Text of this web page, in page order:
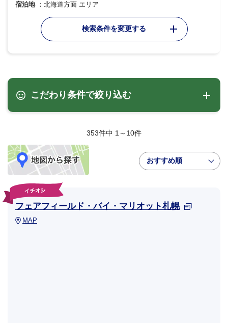
宿泊地 北海道方面 エリア
検索条件を変更する
こだわり条件で絞り込む
353件中 1～10件
おすすめ順
フェアフィールド・バイ・マリオット札幌
MAP